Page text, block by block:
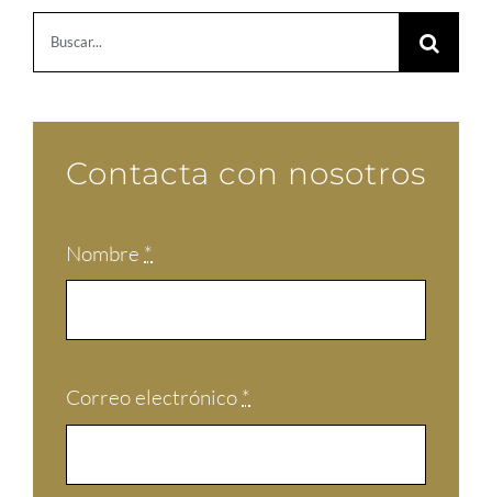
Contacta con nosotros
Nombre *
Correo electrónico *